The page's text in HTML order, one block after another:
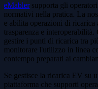
eMablersupporta gli
normativi nella pratica. La
e abilita operazioni di ricarica
trasparenza e
gestire i punti di ricarica tra
monitorare l'utilizzo in linea
contempo preparati ai
Se gestisce la ricarica EV su
piattaforma che supporti